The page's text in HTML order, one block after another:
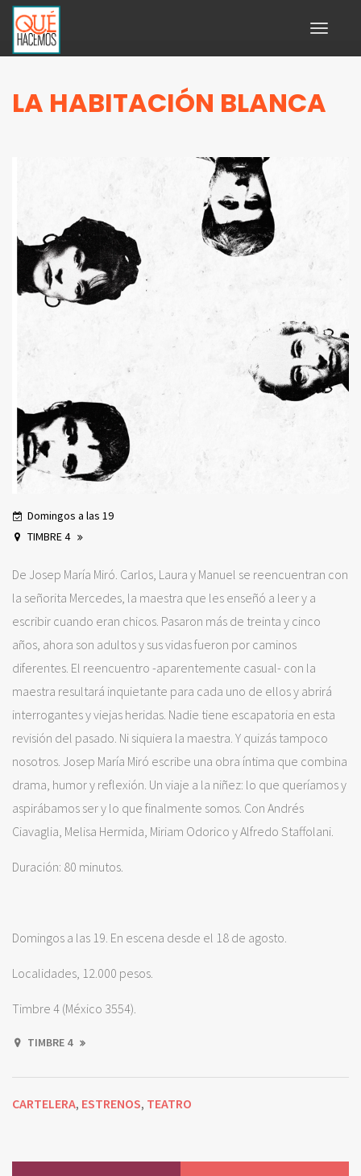
Toggle
LA HABITACIÓN BLANCA
Domingos a las 19
TIMBRE 4
De Josep María Miró. Carlos, Laura y Manuel se reencuentran con
la señorita Mercedes, la maestra que les enseñó a leer y a
escribir cuando eran chicos. Pasaron más de treinta y cinco
años, ahora son adultos y sus vidas fueron por caminos
diferentes. El reencuentro -aparentemente casual- con la
maestra resultará inquietante para cada uno de ellos y abrirá
interrogantes y viejas heridas. Nadie tiene escapatoria en esta
revisión del pasado. Ni siquiera la maestra. Y quizás tampoco
nosotros. Josep María Miró escribe una obra íntima que combina
drama, humor y reflexión. Un viaje a la niñez: lo que queríamos y
aspirábamos ser y lo que finalmente somos. Con Andrés
Ciavaglia, Melisa Hermida, Miriam Odorico y Alfredo Staffolani.
Duración: 80 minutos.
Domingos a las 19. En escena desde el 18 de agosto.
Localidades, 12.000 pesos.
Timbre 4 (México 3554).
TIMBRE 4
CARTELERA, ESTRENOS, TEATRO